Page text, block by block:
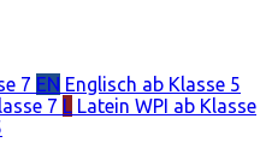
7 EN Englisch ab Klasse 5
7 L Latein WPI ab Klasse